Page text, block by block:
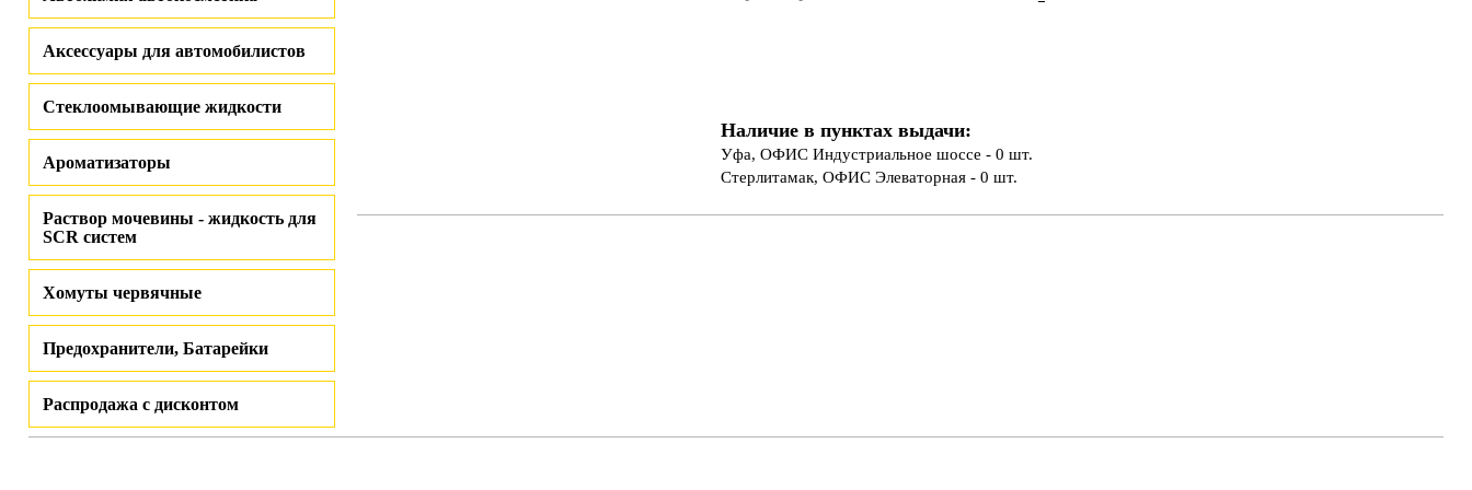
Аксессуары для автомобилистов
Стеклоомывающие жидкости
Ароматизаторы
Раствор мочевины - жидкость для
SCR систем
Хомуты червячные
Предохранители, Батарейки
Распродажа с дисконтом
Наличие в пунктах выдачи:
Уфа, ОФИС Индустриальное шоссе - 0 шт.
Стерлитамак, ОФИС Элеваторная - 0 шт.